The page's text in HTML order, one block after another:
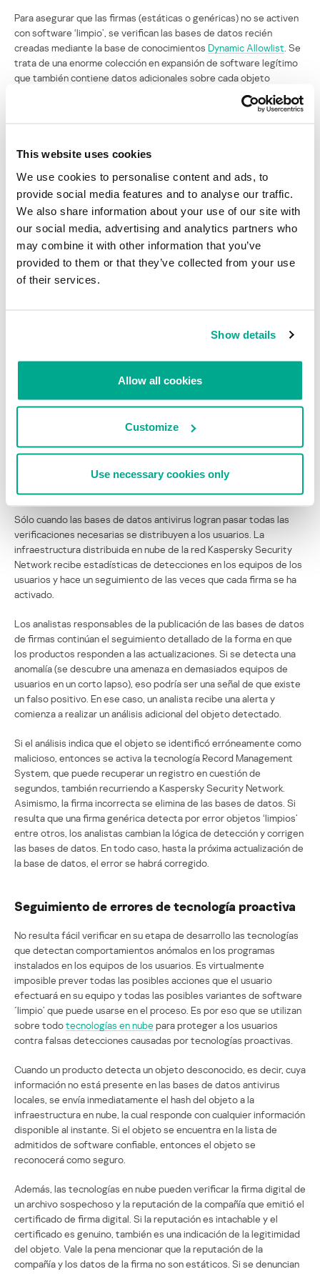
This website uses cookies
We use cookies to personalise content and ads, to
provide social media features and to analyse our traffic.
We also share information about your use of our site with
our social media, advertising and analytics partners who
may combine it with other information that you’ve
provided to them or that they’ve collected from your use
of their services.
Show details
Allow all cookies
Customize
Use necessary cookies only
Para asegurar que las firmas (estáticas o genéricas) no se activen
con software ‘limpio’, se verifican las bases de datos recién
creadas mediante la base de conocimientos Dynamic Allowlist . Se
trata de una enorme colección en expansión de software legítimo
que también contiene datos adicionales sobre cada objeto
(desarrollador, nombre del producto, la última versión de
actualización y mucho más). Para conocer en mayor profundidad la
Un departamento especial en Kaspersky Lab se encarga del
actualizaciones oportunas. Gracias a acuerdos logrados con más
de 600 compañías desarrolladoras de software, las aplicaciones
más populares se incluyen en la colección antes de su
comercialización.
El sistema que realiza el escaneo merece una mención aparte.
Debido a que la base de datos de software legítimo es enorme y
que las bases de datos antivirus se actualizan cada hora, no es una
propósito. Utiliza docenas de servidores e instalaciones de
Todas las firmas que levanten hasta la más mínima sospecha
potencialmente peligrosos’. Dichas firmas se someten a
verificaciones adicionales, en las que participan analistas de
Respuesta rápida (lucha contra los falsos positivos en
la etapa de la operación)
Sólo cuando las bases de datos antivirus logran pasar todas las
verificaciones necesarias se distribuyen a los usuarios. La
infraestructura distribuida en nube de la red Kaspersky Security
Network recibe estadísticas de detecciones en los equipos de los
usuarios y hace un seguimiento de las veces que cada firma se ha
activado.
Los analistas responsables de la publicación de las bases de datos
de firmas continúan el seguimiento detallado de la forma en que
los productos responden a las actualizaciones. Si se detecta una
anomalía (se descubre una amenaza en demasiados equipos de
usuarios en un corto lapso), eso podría ser una señal de que existe
un falso positivo. En ese caso, un analista recibe una alerta y
comienza a realizar un análisis adicional del objeto detectado.
Si el análisis indica que el objeto se identificó erróneamente como
malicioso, entonces se activa la tecnología Record Management
System, que puede recuperar un registro en cuestión de
segundos, también recurriendo a Kaspersky Security Network.
Asimismo, la firma incorrecta se elimina de las bases de datos. Si
resulta que una firma genérica detecta por error objetos ‘limpios’
entre otros, los analistas cambian la lógica de detección y corrigen
las bases de datos. En todo caso, hasta la próxima actualización de
la base de datos, el error se habrá corregido.
Seguimiento de errores de tecnología proactiva
No resulta fácil verificar en su etapa de desarrollo las tecnologías
que detectan comportamientos anómalos en los programas
instalados en los equipos de los usuarios. Es virtualmente
imposible prever todas las posibles acciones que el usuario
efectuará en su equipo y todas las posibles variantes de software
´limpio’ que puede usarse en el proceso. Es por eso que se utilizan
sobre todotecnologías en nube para proteger a los usuarios
contra falsas detecciones causadas por tecnologías proactivas.
Cuando un producto detecta un objeto desconocido, es decir, cuya
información no está presente en las bases de datos antivirus
locales, se envía inmediatamente el hash del objeto a la
infraestructura en nube, la cual responde con cualquier información
disponible al instante. Si el objeto se encuentra en la lista de
admitidos de software confiable, entonces el objeto se
reconocerá como seguro.
Además, las tecnologías en nube pueden verificar la firma digital de
un archivo sospechoso y la reputación de la compañía que emitió el
certificado de firma digital. Si la reputación es intachable y el
certificado es genuino, también es una indicación de la legitimidad
del objeto. Vale la pena mencionar que la reputación de la
compañía y los datos de la firma no son estáticos. Si se denuncian